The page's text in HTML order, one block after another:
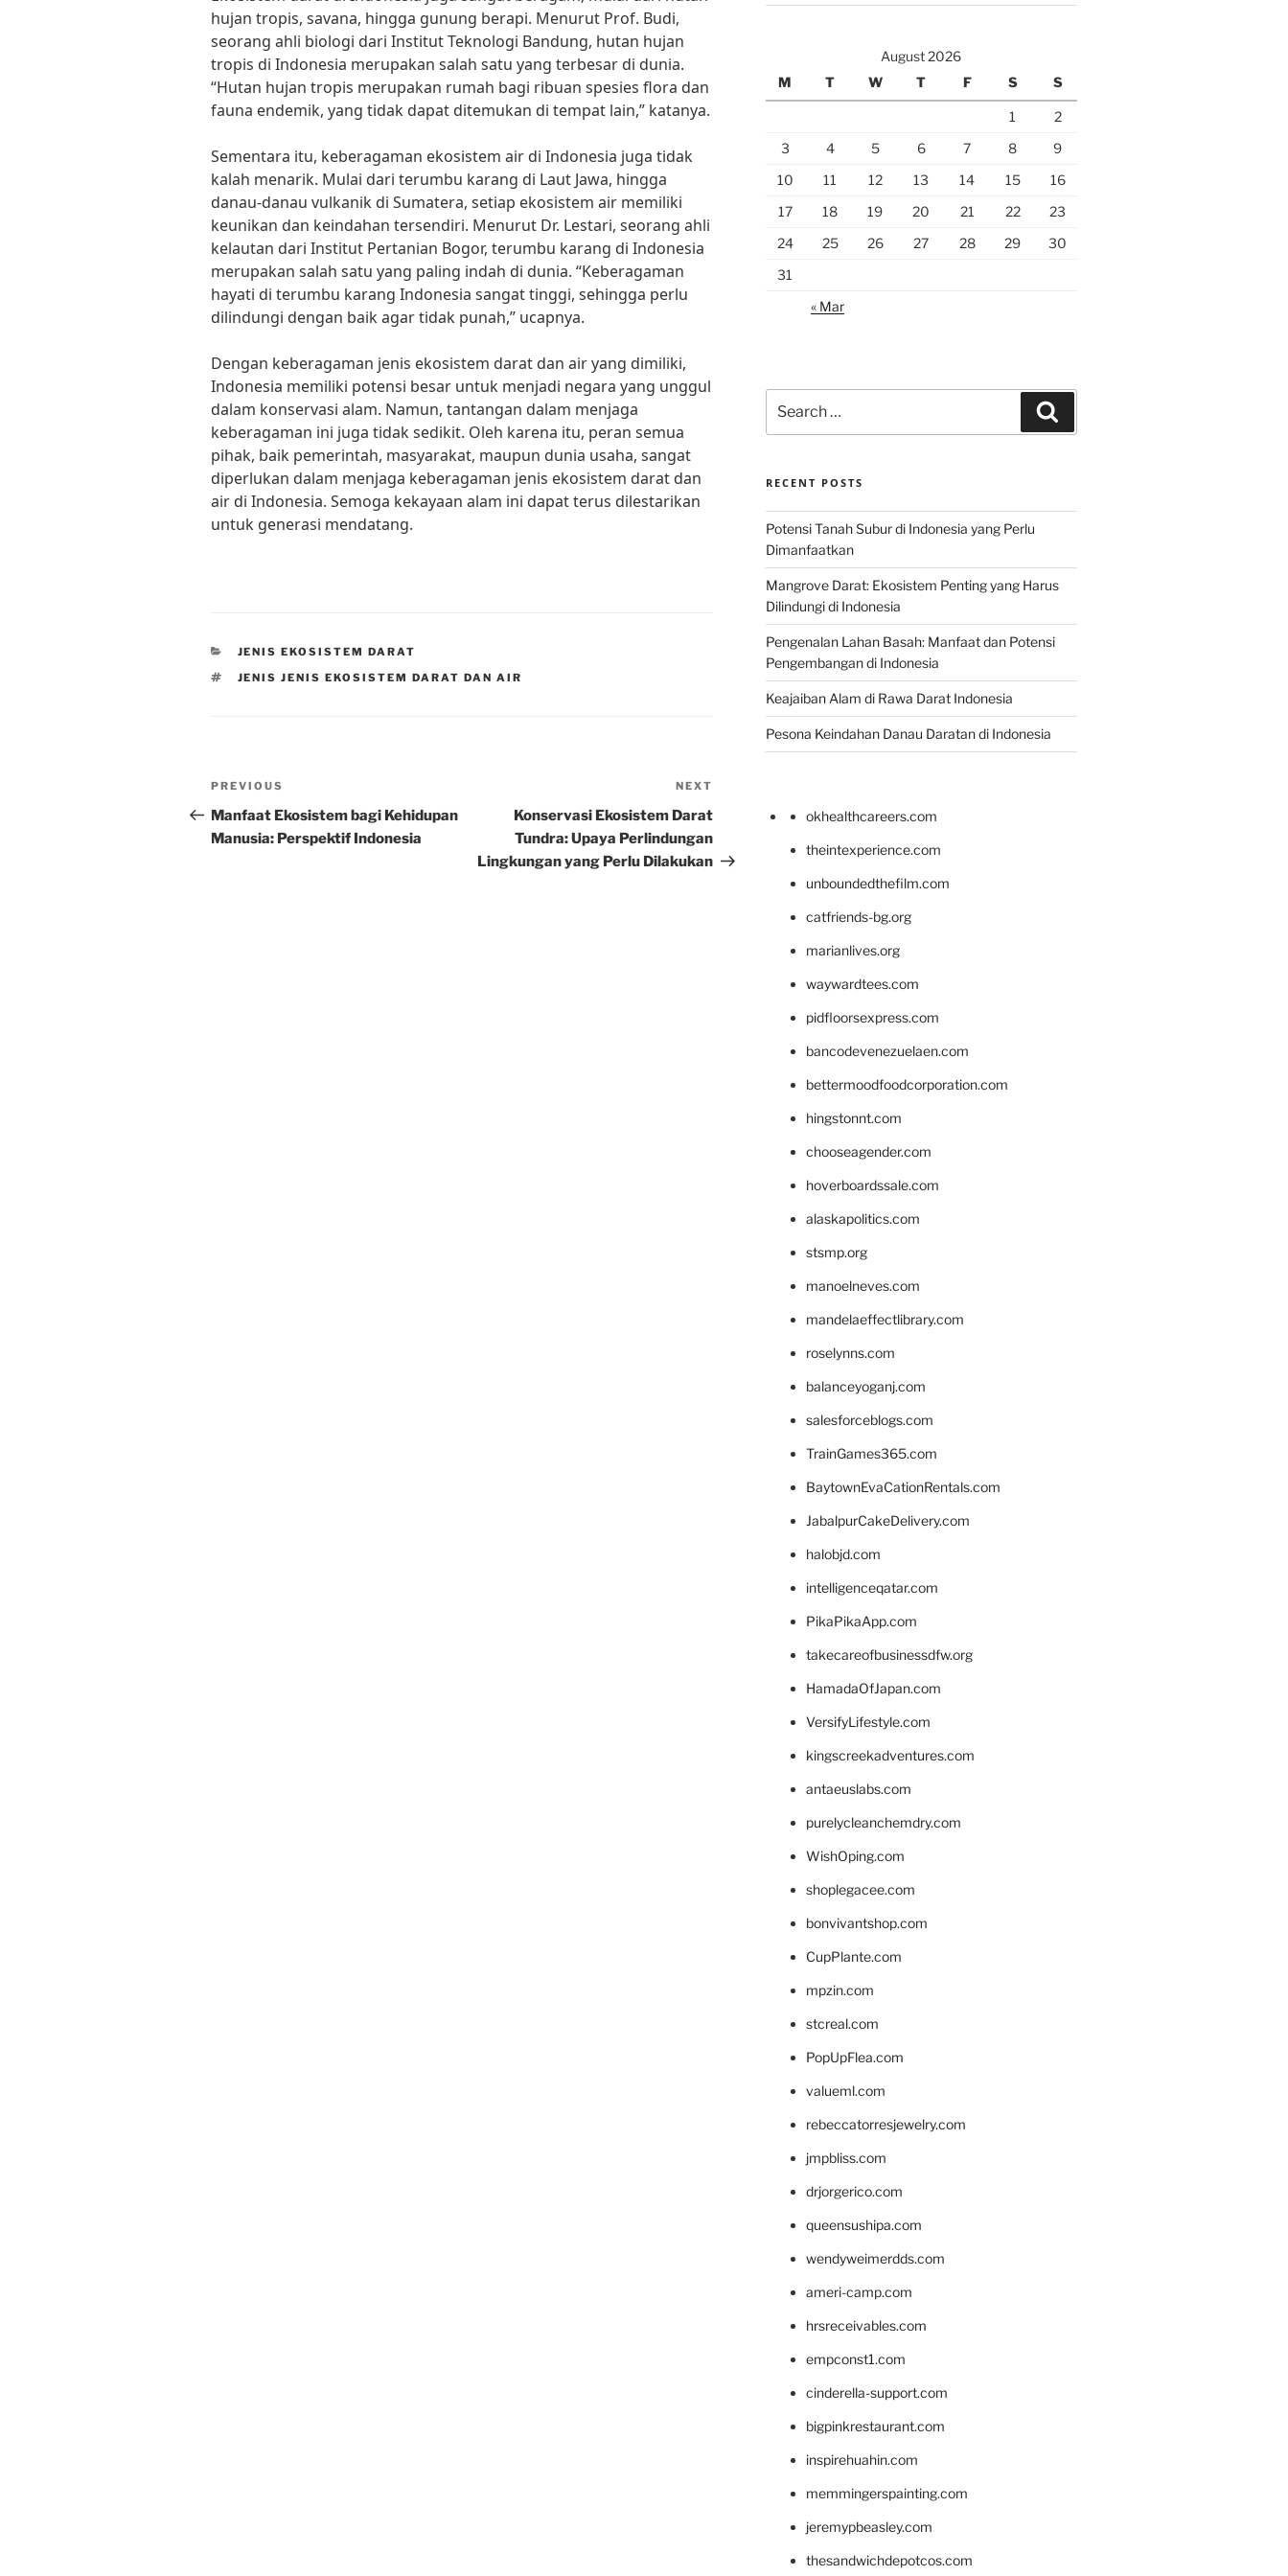
hujan tropis, savana, hingga gunung berapi. Menurut Prof. Budi,
seorang ahli biologi dari Institut Teknologi Bandung, hutan hujan
tropis di Indonesia merupakan salah satu yang terbesar di dunia.
“Hutan hujan tropis merupakan rumah bagi ribuan spesies flora dan
fauna endemik, yang tidak dapat ditemukan di tempat lain,” katanya.
Sementara itu, keberagaman ekosistem air di Indonesia juga tidak
kalah menarik. Mulai dari terumbu karang di Laut Jawa, hingga
danau-danau vulkanik di Sumatera, setiap ekosistem air memiliki
keunikan dan keindahan tersendiri. Menurut Dr. Lestari, seorang ahli
kelautan dari Institut Pertanian Bogor, terumbu karang di Indonesia
merupakan salah satu yang paling indah di dunia. “Keberagaman
hayati di terumbu karang Indonesia sangat tinggi, sehingga perlu
dilindungi dengan baik agar tidak punah,” ucapnya.
Dengan keberagaman jenis ekosistem darat dan air yang dimiliki,
Indonesia memiliki potensi besar untuk menjadi negara yang unggul
dalam konservasi alam. Namun, tantangan dalam menjaga
keberagaman ini juga tidak sedikit. Oleh karena itu, peran semua
pihak, baik pemerintah, masyarakat, maupun dunia usaha, sangat
diperlukan dalam menjaga keberagaman jenis ekosistem darat dan
air di Indonesia. Semoga kekayaan alam ini dapat terus dilestarikan
untuk generasi mendatang.
CATEGORIES
JENIS EKOSISTEM DARAT
TAGS
JENIS JENIS EKOSISTEM DARAT DAN AIR
Post
navigation
Previous
Post
PREVIOUS
Manfaat Ekosistem bagi Kehidupan
Manusia: Perspektif Indonesia
Post
NEXT
Konservasi Ekosistem Darat
Tundra: Upaya Perlindungan
Lingkungan yang Perlu Dilakukan
August 2026
M
T W T F S S
1
2
3
4 5 6 7 8
9
10
11 12 13 14 15
16
17
18 19 20 21 22
23
24
25 26 27 28 29
30
31
« Mar
for:
RECENT POSTS
Potensi Tanah Subur di Indonesia yang Perlu
Dimanfaatkan
Mangrove Darat: Ekosistem Penting yang Harus
Dilindungi di Indonesia
Pengenalan Lahan Basah: Manfaat dan Potensi
Pengembangan di Indonesia
Keajaiban Alam di Rawa Darat Indonesia
Pesona Keindahan Danau Daratan di Indonesia
okhealthcareers.com
theintexperience.com
unboundedthefilm.com
catfriends-bg.org
marianlives.org
waywardtees.com
pidfloorsexpress.com
bancodevenezuelaen.com
bettermoodfoodcorporation.com
hingstonnt.com
chooseagender.com
hoverboardssale.com
alaskapolitics.com
stsmp.org
manoelneves.com
mandelaeffectlibrary.com
roselynns.com
balanceyoganj.com
salesforceblogs.com
TrainGames365.com
BaytownEvaCationRentals.com
JabalpurCakeDelivery.com
halobjd.com
intelligenceqatar.com
PikaPikaApp.com
takecareofbusinessdfw.org
HamadaOfJapan.com
VersifyLifestyle.com
kingscreekadventures.com
antaeuslabs.com
purelycleanchemdry.com
WishOping.com
shoplegacee.com
bonvivantshop.com
CupPlante.com
mpzin.com
stcreal.com
PopUpFlea.com
valueml.com
rebeccatorresjewelry.com
jmpbliss.com
drjorgerico.com
queensushipa.com
wendyweimerdds.com
ameri-camp.com
hrsreceivables.com
empconst1.com
cinderella-support.com
bigpinkrestaurant.com
inspirehuahin.com
memmingerspainting.com
jeremypbeasley.com
thesandwichdepotcos.com